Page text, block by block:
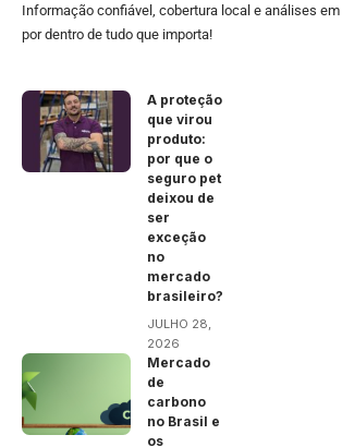
Informação confiável, cobertura local e análises
por dentro de tudo que importa!
A proteção
que virou
produto:
por que o
seguro pet
deixou de
ser
exceção
no
mercado
brasileiro?
JULHO 28,
2026
Mercado
de
carbono
no Brasil e
os